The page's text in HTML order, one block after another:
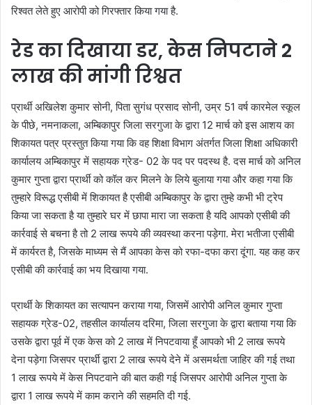
रिश्वत लेते हुए आरोपी को गिरफ्तार किया गया है.
रेड का दिखाया डर, केस निपटाने 2
लाख की मांगी रिश्वत
प्रार्थी अखिलेश कुमार सोनी, पिता सुगंध प्रसाद सोनी, उम्र 51 वर्ष कारमेल स्कूल
के पीछे, नमनाकला, अम्बिकापुर जिला सरगुजा के द्वारा 12 मार्च को इस आशय का
शिकायत पत्र प्रस्तुत किया गया कि वह शिक्षा विभाग अंतर्गत जिला शिक्षा अधिकारी
कार्यालय अम्बिकापुर में सहायक ग्रेड- 02 के पद पर पदस्थ है. दस मार्च को अनिल
कुमार गुप्ता द्वारा प्रार्थी को कॉल कर मिलने के लिये बुलाया गया और कहा गया कि
तुम्हारे विरूद्ध एसीबी में शिकायत है एसीबी अम्बिकापुर के द्वारा तुम्हे कभी भी ट्रेप
किया जा सकता है या तुम्हारे घर में छापा मारा जा सकता है यदि आपको एसीबी की
कार्रवाई से बचना है तो 2 लाख रूपये की व्यवस्था करना पड़ेगा. मेरा भतीजा एसीबी
में कार्यरत है, जिसके माध्यम से मैं आपका केस को रफा-दफा करा दूंगा. यह कह कर
एसीबी की कार्रवाई का भय दिखाया गया.
प्रार्थी के शिकायत का सत्यापन कराया गया, जिसमें आरोपी अनिल कुमार गुप्ता
सहायक ग्रेड-02, तहसील कार्यालय दरिमा, जिला सरगुजा के द्वारा बताया गया कि
उसके द्वारा पूर्व में एक केस को 2 लाख में निपटवाया हूँ आपको भी 2 लाख रूपये
देना पड़ेगा जिसपर प्रार्थी द्वारा 2 लाख रूपये देने में असमर्थता जाहिर की गई तथा
1 लाख रूपये में केस निपटवाने की बात कही गई जिसपर आरोपी अनिल गुप्ता के
द्वारा 1 लाख रूपये में काम कराने की सहमति दी गई.